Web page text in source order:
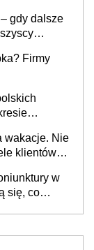
gdy dalsze
Firmy
wakacje. Nie
klientów
w
się, co